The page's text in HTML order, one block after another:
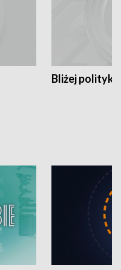
Bliżej polityki